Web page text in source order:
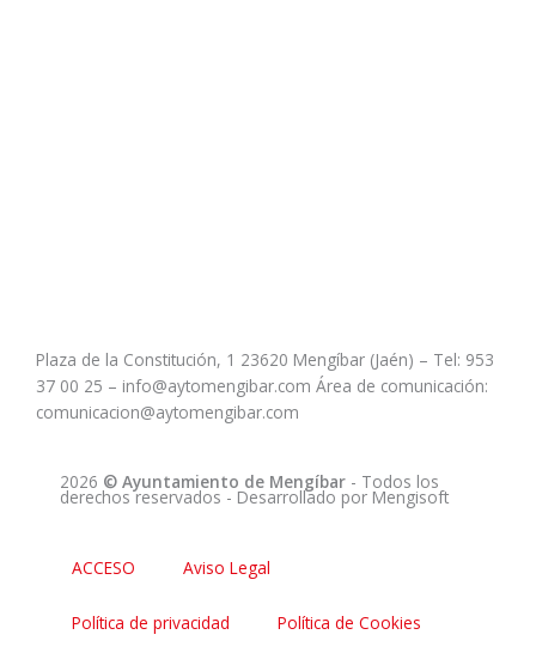
Plaza de la Constitución, 1 23620 Mengíbar (Jaén) – Tel: 953
37 00 25 – info@aytomengibar.com Área de comunicación:
comunicacion@aytomengibar.com
2026 © Ayuntamiento de Mengíbar - Todos los
derechos reservados - Desarrollado por Mengisoft
ACCESO Aviso Legal
Política de privacidad Política de Cookies